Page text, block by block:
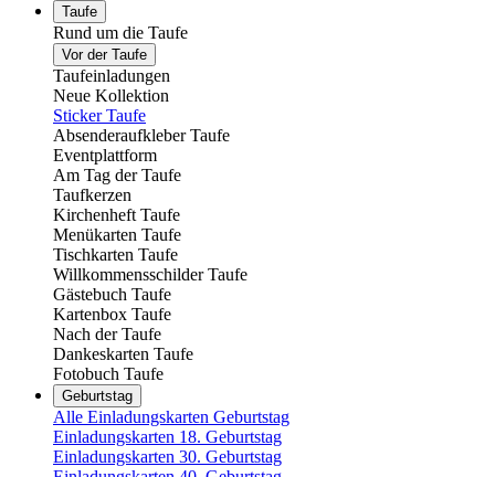
Taufe
Rund um die Taufe
Vor der Taufe
Taufeinladungen
Neue Kollektion
Sticker Taufe
Absenderaufkleber Taufe
Eventplattform
Am Tag der Taufe
Taufkerzen
Kirchenheft Taufe
Menükarten Taufe
Tischkarten Taufe
Willkommensschilder Taufe
Gästebuch Taufe
Kartenbox Taufe
Nach der Taufe
Dankeskarten Taufe
Fotobuch Taufe
Geburtstag
Alle Einladungskarten Geburtstag
Einladungskarten 18. Geburtstag
Einladungskarten 30. Geburtstag